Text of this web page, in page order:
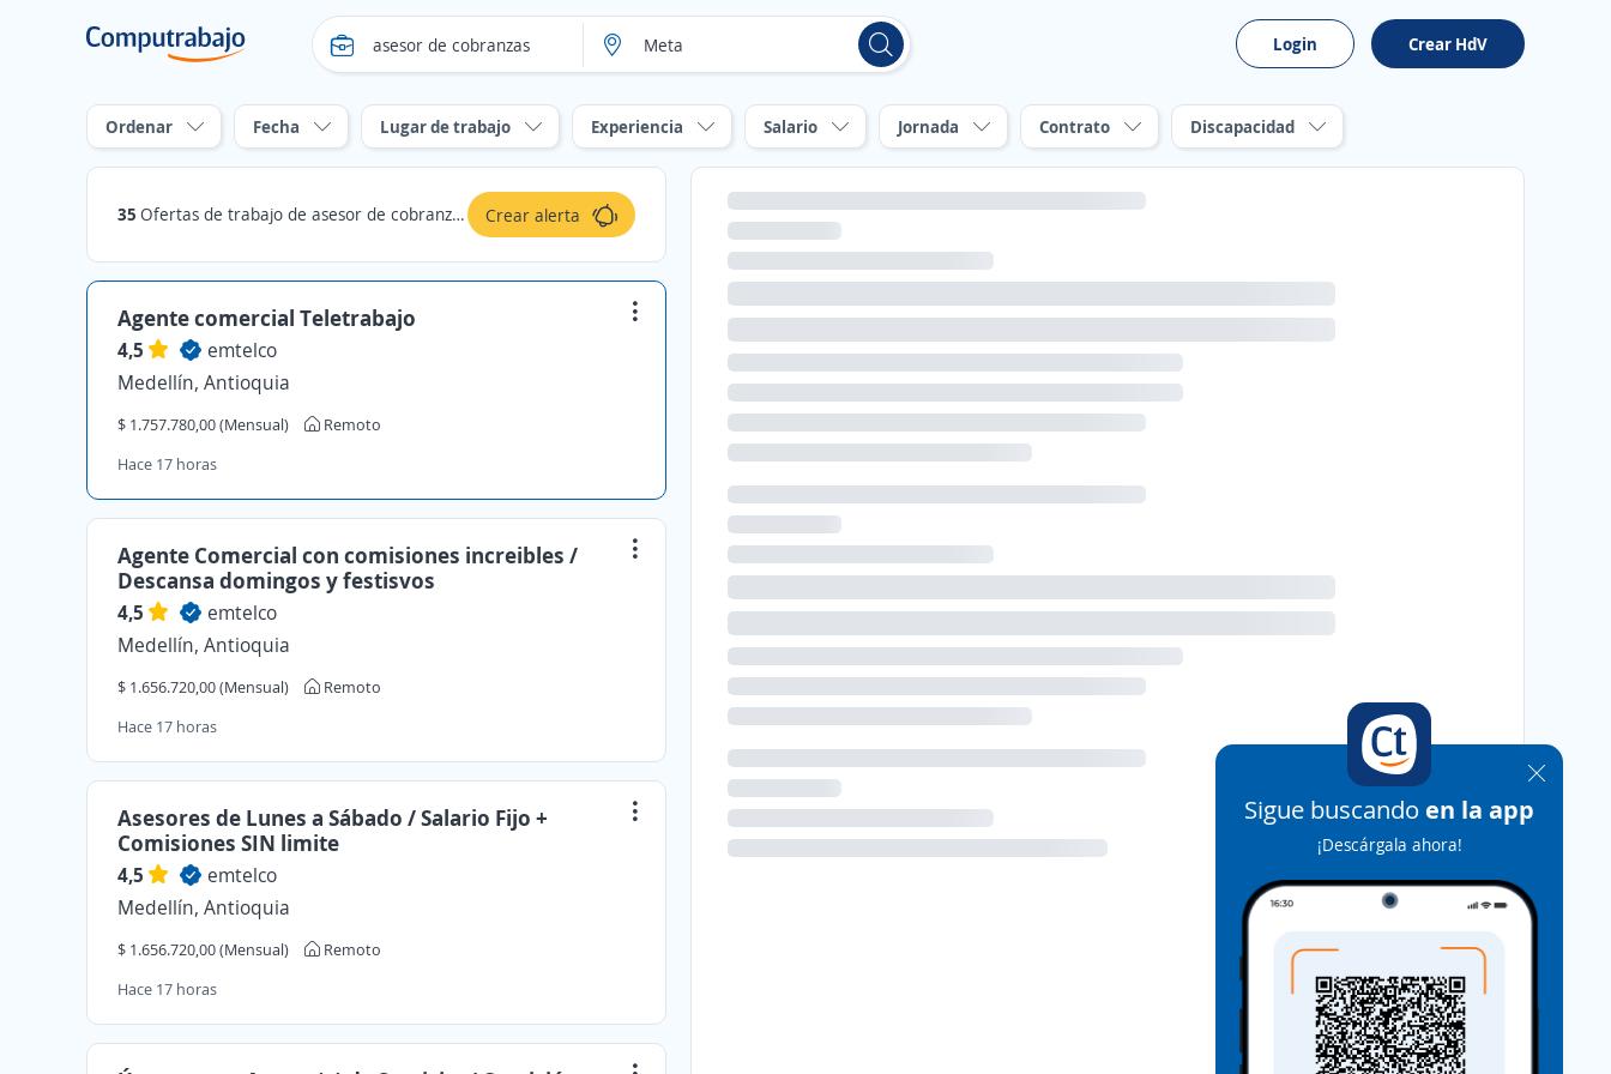
Login Crear HdV
Ordenar Fecha Lugar de trabajo Experiencia Salario Jornada Contrato Discapacidad
35 Ofertas de trabajo de asesor de cobranzas en Meta Crear alerta
Agente comercial Teletrabajo
4,5
emtelco
Medellín, Antioquia
$ 1.757.780,00 (Mensual)
Remoto
Hace 17 horas
Agente Comercial con comisiones increibles /
Descansa domingos y festisvos
4,5
emtelco
Medellín, Antioquia
$ 1.656.720,00 (Mensual)
Remoto
Hace 17 horas
Asesores de Lunes a Sábado / Salario Fijo +
Comisiones SIN limite
4,5
emtelco
Medellín, Antioquia
$ 1.656.720,00 (Mensual)
Remoto
Hace 17 horas
Sigue buscando en la app
¡Descárgala ahora!